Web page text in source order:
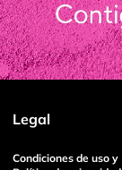
Legal
Condiciones de uso y